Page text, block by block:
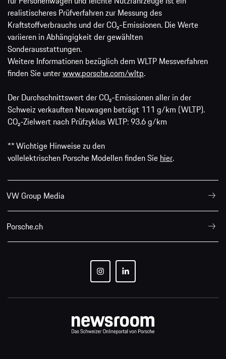
realistischeres Prüfverfahren zur Messung des
Kraftstoffverbrauchs und der CO₂-Emissionen. Die Werte
variieren in Abhängigkeit der gewählten
Sonderausstattungen.
Weitere Informationen bezüglich dem WLTP Messverfahren
finden Sie unterwww.porsche.com/wltp.
Der Durchschnittswert der CO₂-Emissionen aller in der
Schweiz verkauften Neuwagen beträgt 111 g/km (WLTP).
CO₂-Zielwert nach Prüfzyklus WLTP: 93.6 g/km
** Wichtige Hinweise zu den
vollelektrischen Porsche Modellen finden Sie hier.
VW Group Media
Porsche.ch